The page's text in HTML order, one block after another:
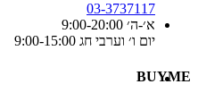
03-3737117
א׳-ה׳ 9:00-20:00
יום ו׳ וערבי חג 9:00-15:00
BUYME